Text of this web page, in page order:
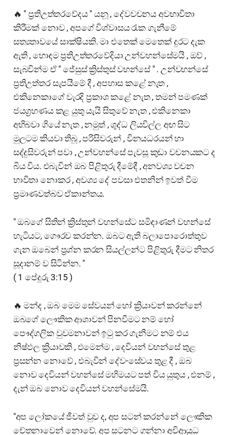
🔥 " ප්‍රතිඋත්තරවේදය " යනූ , දේවවචනය අවභාවිතා
කිරීමක් නොව , අපගේ විශ්වාසය රැක ගැනීමේ
සත්‍යතාවයේ සාක්ෂියකි. මා එතෙක් මෙතෙක් දුරට දැක
ඇති , හොඳම ප්‍රතිඋත්තරවේදියා උන්වහන්සේමයි , ඔව් ,
සැබවින්ම ඒ " ජේසුස් ක්‍රිස්තුස් වහන්සේ " . උන්වහන්සේ
ප්‍රතිඋත්තර සැපයීමේ දී , අපහාස කළේ නැත ,
එකිනෙකාගේ වැරදි ප්‍රකාශ කළේ නැත , තමන් පමණක්
ජයග්‍රහණය කළ යුතු යැයි සිතුවේ නැත , එකිනෙකා
අභිබවා ගියේ නැත , නමුත් , ශුද්ධ ලියවිල්ල අඟ සිට
මුලටම කියවා තිබූ , පරිසිවරුන් , විනයධරයන් හා
සද්දුසිවරුන් පවා , උන්වහන්සේ පැවසූ කුඩා වචනයකට ද
බිය විය. එබැවින් ඔබ පිළිතුරු දීමේදී , අනවශ්‍ය වචන
භාවිතා නොකර , අවශ්‍ය දේ පවසා එතනින් ඉවත් වීම
ප්‍රමාණවත්බව ඒකාන්තය.
" ඔබගේ සිතින් ක්‍රිස්තුන් වහන්සේට සමිඳාණන් වහන්සේ
හැටියට, ගෞරව කරන්න. ඔබට ඇති බලාපොරොත්තුව
ගැන ඔබෙන් ප්‍රශ්න කරන සියල්ලන්ට පිළිතුරු දීමට නිතර
සූදානම් ව සිටින්න. "
( 1 පේදුරු 3:15 )
🔥 මන්ද , ඔබ මෙම සේවයන් හෝ ක්‍රියාවන් කරන්නේ
ඔබගේ ලෞකික ආශාවන් පිනවීමට නම් හෝ
පෞද්ගලික වුවමනාවන් ඉටු කර ගැනීමට නම් එය
නිෂ්ඵල ක්‍රියාවකි , එමෙන්ම , දෙවියන් වහන්සේ තුළ
ප්‍රසන්න නොවේ , එබැවින් දේව-සේවය තුළ දී , ඔබ
නොව දෙවියන් වහන්සේ මහිමයට පත් විය යුතුය , එනම් ,
දැන් ඔබ නොව දෙවියන් වහන්සේමයි.
"අප ලෝකයේ ජීවත් වුව ද, අප සටන් කරන්නේ ලෞකික
චේතනාවෙන් නොවේ. අප සටනට ගන්නා අවිආයුධ